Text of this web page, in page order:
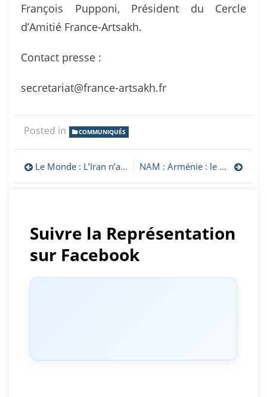
François Pupponi, Président du Cercle
d’Amitié France-Artsakh.
Contact presse :
secretariat@france-artsakh.fr
Posted in COMMUNIQUÉS
Navigation
de
Le Monde : L’Iran n’autorisera pas la création d’un corridor, soutenue par Donald Trump, reliant l’Azerbaïdjan à son enclave NAM : Arménie : le précédent du Nakhitchevan et de l’Artsakh face à la controverse autour de la route de Syunik, par Hovhannes Guevorkian
Suivre la Représentation
sur Facebook